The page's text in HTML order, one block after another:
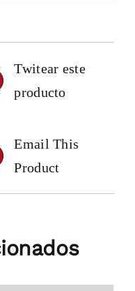
Twitear este
producto
Email This
Product